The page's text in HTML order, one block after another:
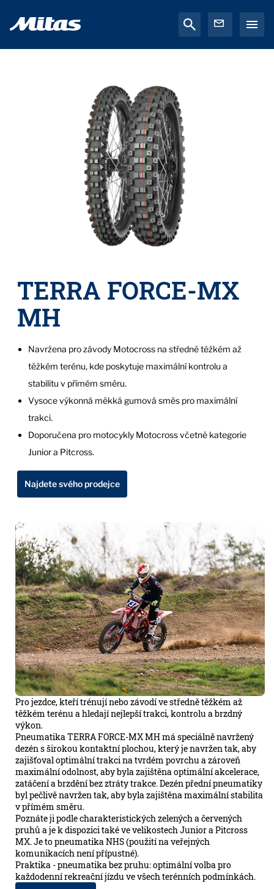
TERRA FORCE-MX
MH
Navržena pro závody Motocross na středně těžkém až
těžkém terénu, kde poskytuje maximální kontrolu a
stabilitu v přímém směru.
Vysoce výkonná měkká gumová směs pro maximální
trakci.
Doporučena pro motocykly Motocross včetně kategorie
Junior a Pitcross.
Najdete svého prodejce
Pro jezdce, kteří trénují nebo závodí ve středně těžkém až
těžkém terénu a hledají nejlepší trakci, kontrolu a brzdný
výkon.
Pneumatika TERRA FORCE-MX MH má speciálně navržený
dezén s širokou kontaktní plochou, který je navržen tak, aby
zajišťoval optimální trakci na tvrdém povrchu a zároveň
maximální odolnost, aby byla zajištěna optimální akcelerace,
zatáčení a brzdění bez ztráty trakce. Dezén přední pneumatiky
byl pečlivě navržen tak, aby byla zajištěna maximální stabilita
v přímém směru.
Poznáte ji podle charakteristických zelených a červených
pruhů a je k dispozici také ve velikostech Junior a Pitcross
MX. Je to pneumatika NHS (použití na veřejných
komunikacích není přípustné).
Praktika - pneumatika bez pruhu: optimální volba pro
každodenní rekreační jízdu ve všech terénních podmínkách.